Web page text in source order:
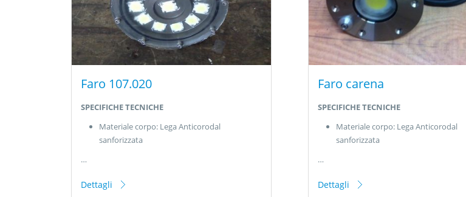
Faro 107.020
SPECIFICHE TECNICHE
Materiale corpo: Lega Anticorodal
sanforizzata
…
Dettagli
Faro carena
SPECIFICHE TECNICHE
Materiale corpo: Lega Anticorodal
sanforizzata
…
Dettagli